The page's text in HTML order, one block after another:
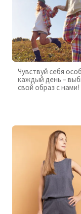
Чувствуй себя
каждый день –
свой образ с нами!